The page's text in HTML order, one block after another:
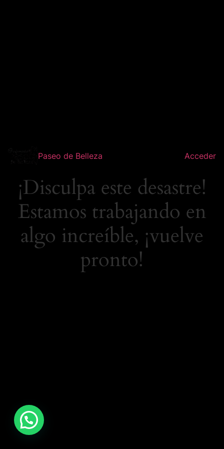
Paseo de Belleza Acceder
¡Disculpa este desastre!
Estamos trabajando en
algo increíble, ¡vuelve
pronto!